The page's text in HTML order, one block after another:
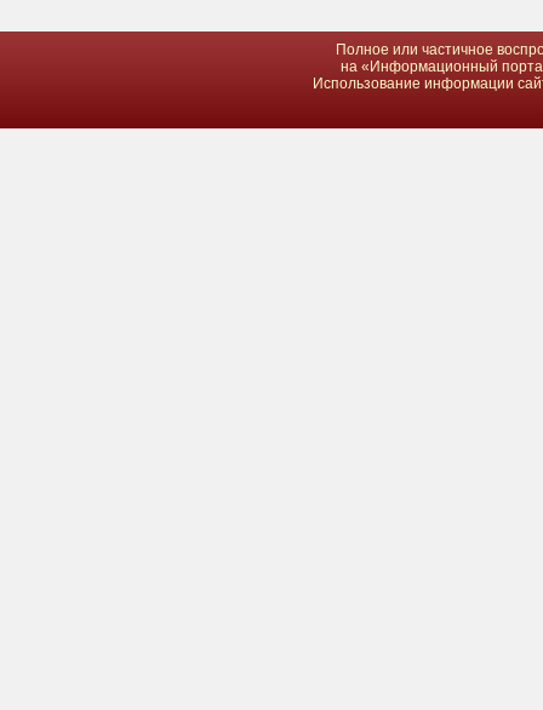
Полное или частичное
на «Информационный
Использование информации